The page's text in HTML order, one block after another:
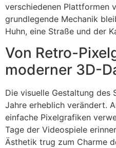
verschiedenen Plattformen
grundlegende Mechanik
Huhn, eine Straße und der
Von Retro-
moderner 3D-
Die visuelle Gestaltung des
Jahre erheblich verändert.
einfache Pixelgrafiken
Tage der Videospiele
Ästhetik trug zum Charme